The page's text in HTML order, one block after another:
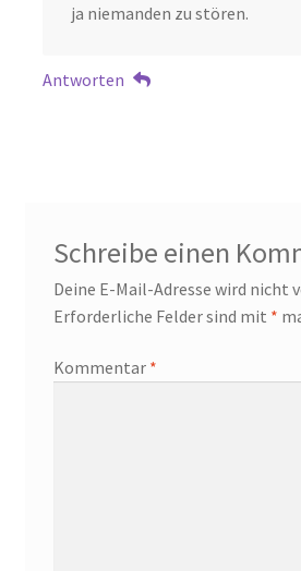
ja niemanden zu stören.
Antworten
Schreibe einen
Deine E-Mail-Adresse wird nicht
Erforderliche Felder sind mit *
Kommentar *